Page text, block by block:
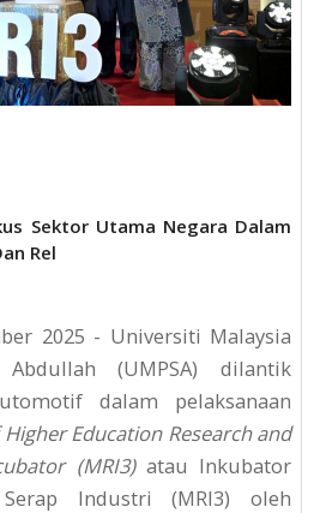
Sektor Utama Negara Dalam
Rel
2025 - Universiti Malaysia
(UMPSA) dilantik
dalam pelaksanaan
Education Research and
(MRI3)atau Inkubator
Industri (MRI3) oleh